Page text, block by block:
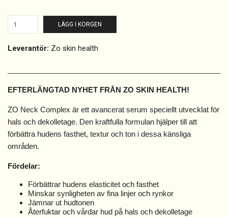
LÄGG I KORGEN
Leverantör: Zo skin health
EFTERLÄNGTAD NYHET FRÅN ZO SKIN HEALTH!
ZO Neck Complex är ett avancerat serum speciellt utvecklat för
hals och dekolletage. Den kraftfulla formulan hjälper till att
förbättra hudens fasthet, textur och ton i dessa känsliga
områden.
Fördelar:
Förbättrar hudens elasticitet och fasthet
Minskar synligheten av fina linjer och rynkor
Jämnar ut hudtonen
Återfuktar och vårdar hud på hals och dekolletage